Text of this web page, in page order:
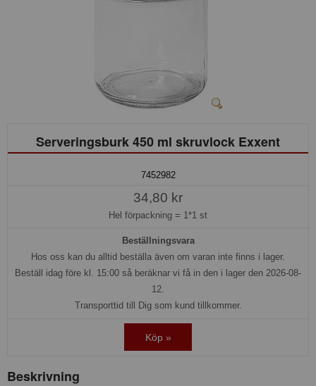
Serveringsburk 450 ml skruvlock Exxent
7452982
34,80 kr
Hel förpackning = 1*1 st
Beställningsvara
Hos oss kan du alltid beställa även om varan inte finns i lager.
Beställ idag före kl. 15:00 så beräknar vi få in den i lager den 2026-08-
12.
Transporttid till Dig som kund tillkommer.
Köp »
Beskrivning